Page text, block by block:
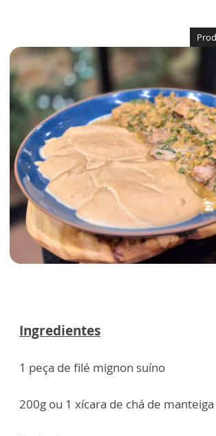
Ingredientes
1 peça de filé mignon suíno
200g ou 1 xícara de chá de manteiga